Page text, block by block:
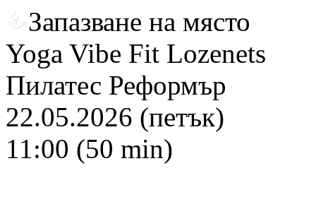
Запазване на място
Yoga Vibe Fit Lozenets
Пилатес Реформър
22.05.2026 (петък)
11:00 (50 min)